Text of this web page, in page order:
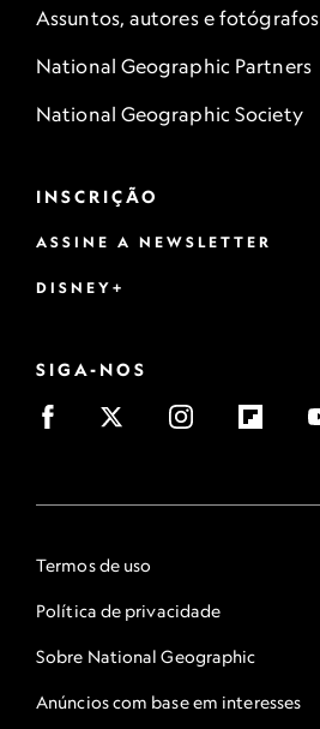
Assuntos, autores e fotógrafos
National Geographic Partners
National Geographic Society
INSCRIÇÃO
ASSINE A NEWSLETTER
DISNEY+
SIGA-NOS
Termos de uso
Política de privacidade
Sobre National Geographic
Anúncios com base em interesses